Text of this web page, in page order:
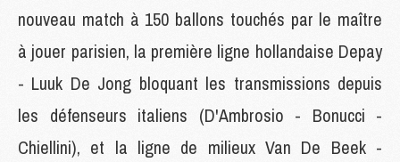
nouveau match à 150 ballons touchés par le maître
à jouer parisien, la première ligne hollandaise Depay
- Luuk De Jong bloquant les transmissions depuis
les défenseurs italiens (D'Ambrosio - Bonucci -
Chiellini), et la ligne de milieux Van De Beek -